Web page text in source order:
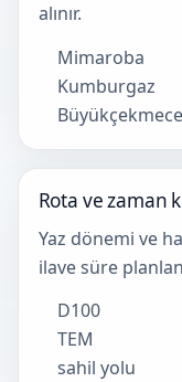
alınır.
Mimaroba
Kumburgaz
Rota ve zaman
Yaz dönemi ve
ilave süre
D100
TEM
sahil yolu